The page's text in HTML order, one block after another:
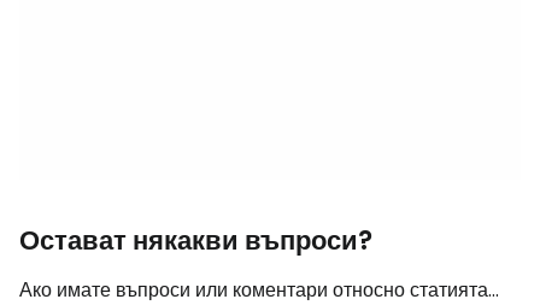
Остават някакви въпроси?
Ако имате въпроси или коментари относно статията...